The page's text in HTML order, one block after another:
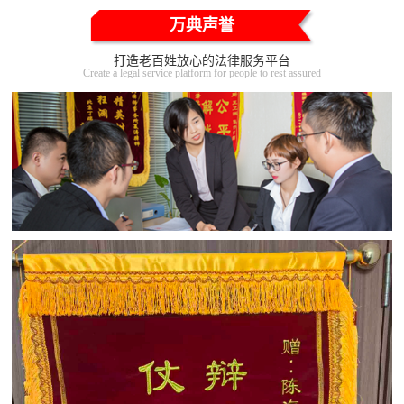
万典声誉
打造老百姓放心的法律服务平台
Create a legal service platform for people to rest assured